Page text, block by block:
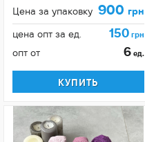
Цена за упаковку 900 грн
цена опт за ед. 150 грн
опт от 6 ед.
КУПИТЬ